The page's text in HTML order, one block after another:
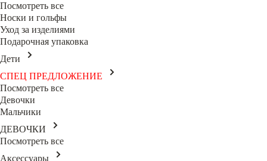
Посмотреть все
Носки и гольфы
Уход за изделиями
Подарочная упаковка
Дети
СПЕЦ ПРЕДЛОЖЕНИЕ
Посмотреть все
Девочки
Мальчики
ДЕВОЧКИ
Посмотреть все
Аксессуары